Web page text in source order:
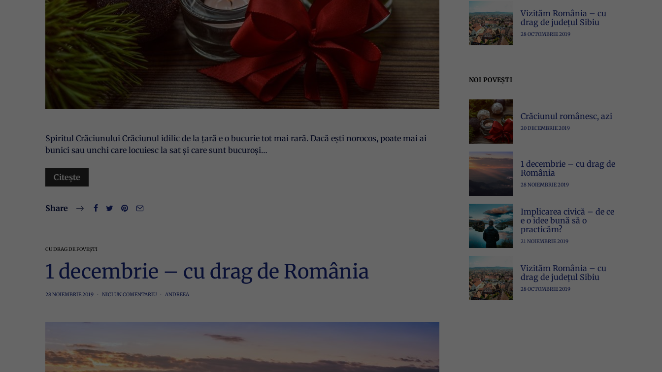
Spiritul Crăciunului Crăciunul idilic de la țară e o bucurie tot mai rară. Dacă ești norocos, poate mai ai
bunici sau unchi care locuiesc la sat și care sunt bucuroși…
Citește
Share
CU DRAG DE POVEȘTI
1 decembrie – cu drag de România
28 NOIEMBRIE 2019 NICI UN COMENTARIU ANDREEA
Vizităm România – cu
drag de județul Sibiu
28 OCTOMBRIE 2019
NOI POVEȘTI
Crăciunul românesc, azi
20 DECEMBRIE 2019
1 decembrie – cu drag de
România
28 NOIEMBRIE 2019
Implicarea civică – de ce
e o idee bună să o
practicăm?
21 NOIEMBRIE 2019
Vizităm România – cu
drag de județul Sibiu
28 OCTOMBRIE 2019